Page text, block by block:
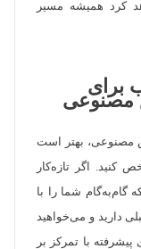
کرد همیشه مسیر
برای
مصنوعی
مصنوعی، بهتر است
کنید. اگر تازه‌کار
گام‌به‌گام شما را با
دارید و می‌خواهید
با تمرکز بر